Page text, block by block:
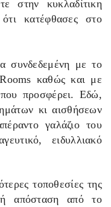
στην κυκλαδίτικη
ότι κατέφθασες στο
συνδεδεμένη με το
καθώς και με
που προσφέρει. Εδώ,
κι αισθήσεων
γαλάζιο του
ειδυλλιακό
τοποθεσίες της
απόσταση από το